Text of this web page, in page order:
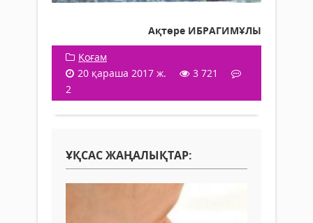
Ақтөре ИБРАГИМҰЛЫ
Қоғам
20 қараша 2017 ж.
3 721
2
ҰҚСАС ЖАҢАЛЫҚТАР: